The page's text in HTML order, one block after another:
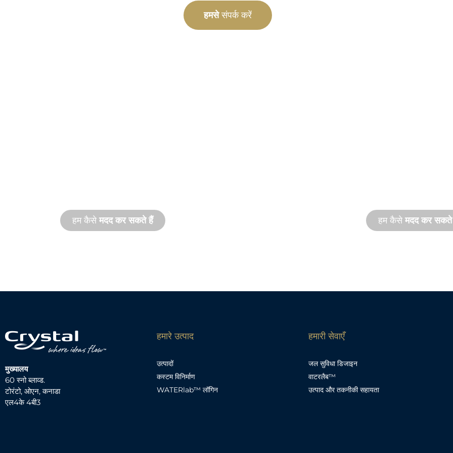
हमसेसंपर्क करें
हम कैसेमदद कर सकते हैं हम कैसे मदद कर
मुख्यालय
60 स्नो ब्लाव्ड.
टोरंटो, ओएन, कनाडा
एल4के 4बी3
हमारे उत्पाद
उत्पादों
कस्टम विनिर्माण
WATERlab™ लॉगिन
हमारी सेवाएँ
जल सुविधा डिजाइन
वाटरलैब™
उत्पाद और तकनीकी सहायता